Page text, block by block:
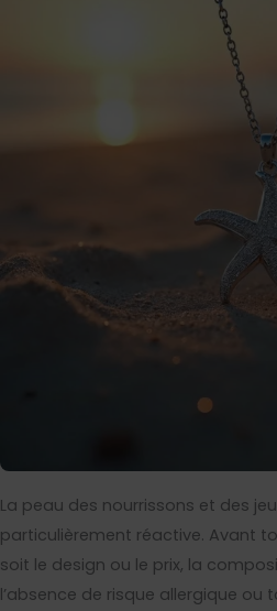
La peau des nourrissons et des
particulièrement réactive. Avant
soit le design ou le prix, la
l’absence de risque allergique ou